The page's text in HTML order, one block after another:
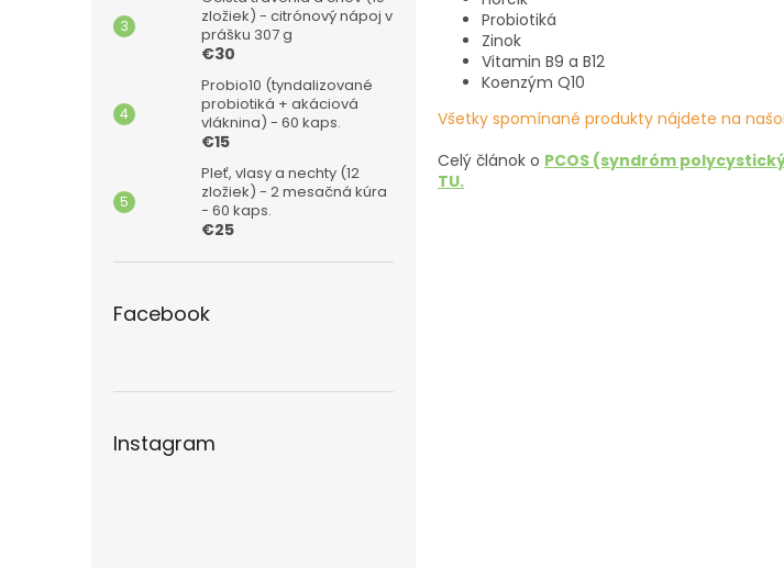
zložiek) - citrónový nápoj v
prášku 307 g
€30
Probio10 (tyndalizované
probiotiká + akáciová
vláknina) - 60 kaps.
€15
Pleť, vlasy a nechty (12
zložiek) - 2 mesačná kúra
- 60 kaps.
€25
Facebook
Instagram
Probiotiká
Zinok
Vitamin B9 a B12
Koenzým Q10
Všetky spomínané produkty nájdete na
Celý článok o PCOS (syndróm
TU.